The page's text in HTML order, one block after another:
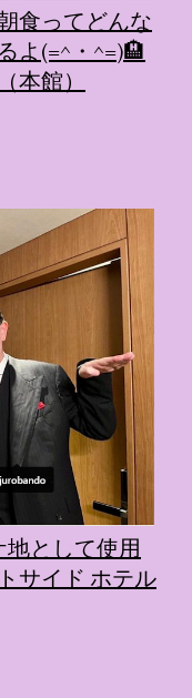
食ってどんな
よ(=^・^=)🏨
本館）
として使用
サイド ホテル